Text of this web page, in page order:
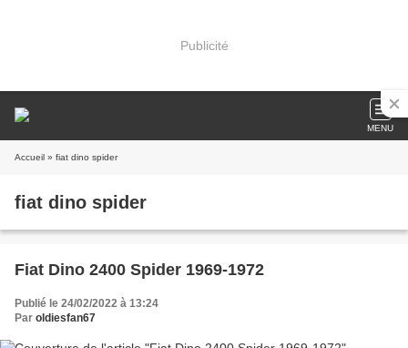
Publicité
MENU
Accueil » fiat dino spider
fiat dino spider
Fiat Dino 2400 Spider 1969-1972
Publié le 24/02/2022 à 13:24
Par oldiesfan67